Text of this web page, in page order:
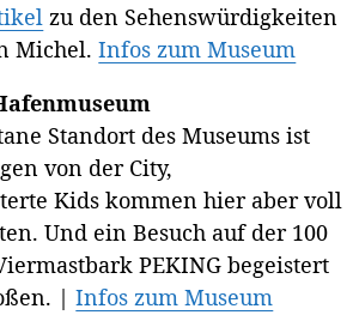
zu den Sehenswürdigkeiten
Michel.Infos zum Museum
Standort des Museums ist
von der City,
Kids kommen hier aber voll
Und ein Besuch auf der 100
PEKING begeistert
|Infos zum Museum